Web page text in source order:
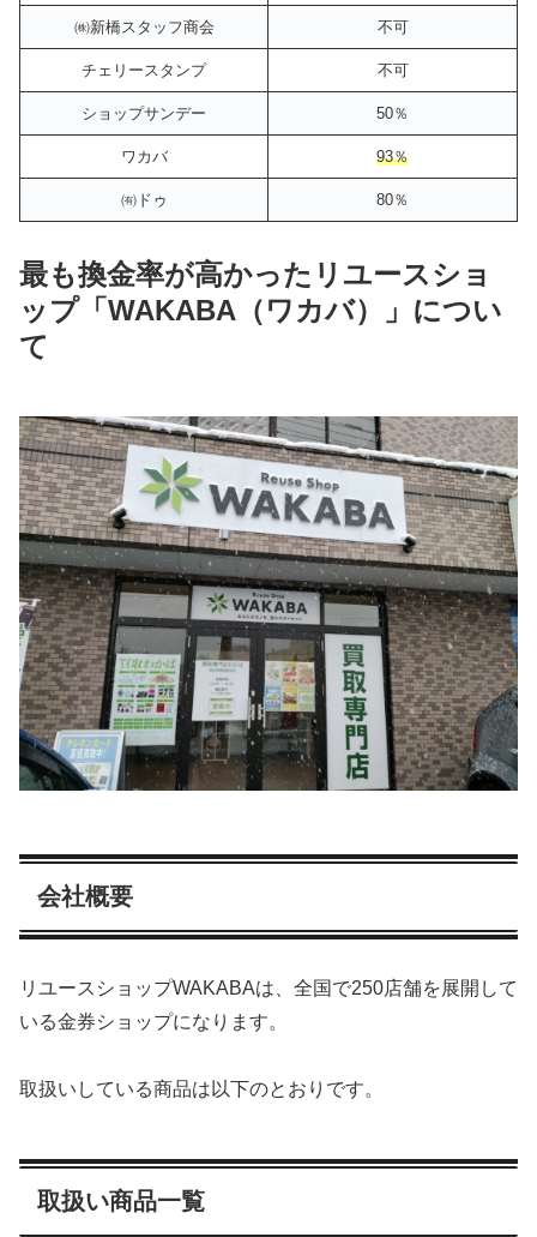
㈱新橋スタッフ商会 不可
チェリースタンプ 不可
ショップサンデー 50％
ワカバ 93％
㈲ドゥ 80％
最も換金率が高かったリユースショ
ップ「WAKABA（ワカバ）」につい
て
会社概要
リユースショップWAKABAは、全国で250店舗を展開して
いる金券ショップになります。
取扱いしている商品は以下のとおりです。
取扱い商品一覧